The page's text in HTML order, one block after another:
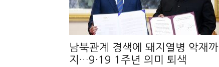
남북관계 경색에 돼지열병 악재까
지…9·19 1주년 의미 퇴색